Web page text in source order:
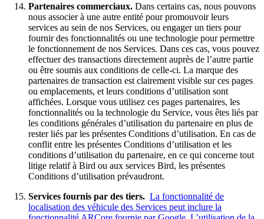
Partenaires commerciaux. Dans certains cas, nous pouvons
nous associer à une autre entité pour promouvoir leurs
services au sein de nos Services, ou engager un tiers pour
fournir des fonctionnalités ou une technologie pour permettre
le fonctionnement de nos Services. Dans ces cas, vous pouvez
effectuer des transactions directement auprès de l’autre partie
ou être soumis aux conditions de celle-ci. La marque des
partenaires de transaction est clairement visible sur ces pages
ou emplacements, et leurs conditions d’utilisation sont
affichées. Lorsque vous utilisez ces pages partenaires, les
fonctionnalités ou la technologie du Service, vous êtes liés par
les conditions générales d’utilisation du partenaire en plus de
rester liés par les présentes Conditions d’utilisation. En cas de
conflit entre les présentes Conditions d’utilisation et les
conditions d’utilisation du partenaire, en ce qui concerne tout
litige relatif à Bird ou aux services Bird, les présentes
Conditions d’utilisation prévaudront.
Services fournis par des tiers. La fonctionnalité de
localisation des véhicule des Services peut inclure la